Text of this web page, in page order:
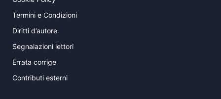
Termini e Condizioni
Diritti d’autore
Segnalazioni lettori
Errata corrige
Contributi esterni